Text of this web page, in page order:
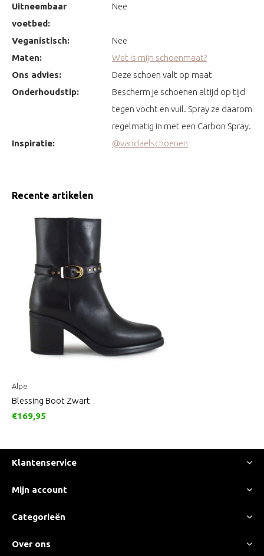
Uitneembaar
voetbed:
Nee
Veganistisch:
Nee
Maten:
Wat is mijn schoenmaat?
Ons advies:
Deze schoen valt op maat
Onderhoudstip:
Bescherm je schoenen altijd op tijd
tegen vocht en vuil. Spray ze daarom
regelmatig in met een Carbon Spray.
Inspiratie:
@vandaelschoenen
Recente artikelen
Alpe
Blessing Boot Zwart
€169,95
Klantenservice
Mijn account
Categorieën
Over ons